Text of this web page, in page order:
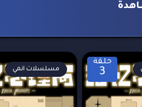
حلقة
3 مسلسلات انمي